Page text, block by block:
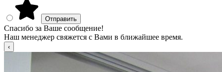
Спасибо за Ваше сообщение!
Наш менеджер свяжется с Вами в ближайшее время.